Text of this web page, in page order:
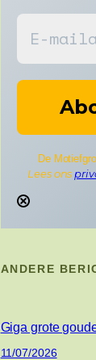
De
Lees ons
ANDERE
Giga grote
11/07/2026